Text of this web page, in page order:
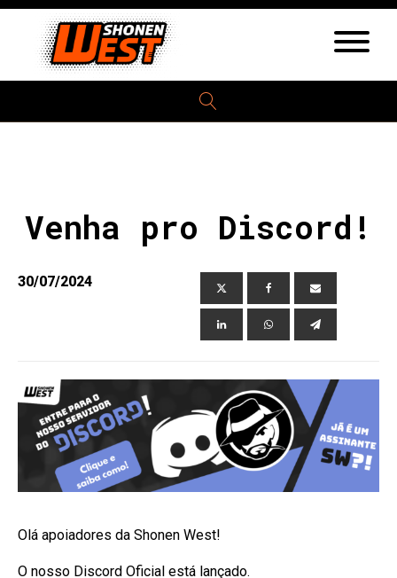
Venha pro Discord!
30/07/2024
Olá apoiadores da Shonen West!
O nosso Discord Oficial está lançado.